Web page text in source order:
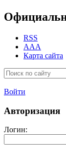
RSS
AAA
Карта сайта
Войти
Авторизация
Логин: